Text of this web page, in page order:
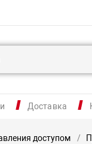
Доставка
доступом